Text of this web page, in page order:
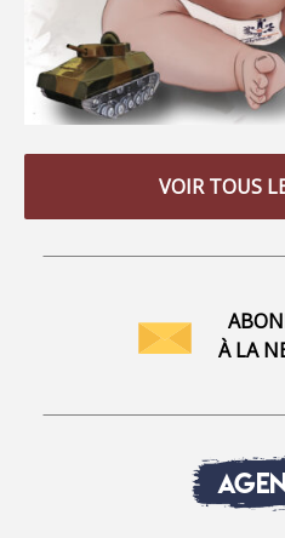
VOIR TOUS
À LA